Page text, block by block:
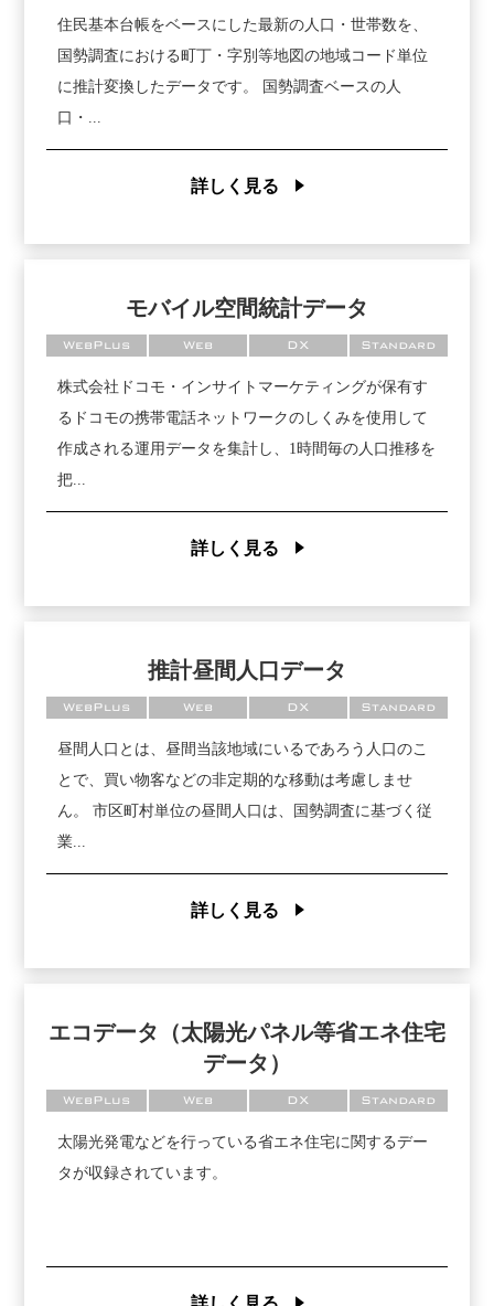
住民基本台帳をベースにした最新の人口・世帯数を、
国勢調査における町丁・字別等地図の地域コード単位
に推計変換したデータです。 国勢調査ベースの人
口・...
詳しく見る
モバイル空間統計データ
WebPlus Web DX Standard
株式会社ドコモ・インサイトマーケティングが保有す
るドコモの携帯電話ネットワークのしくみを使用して
作成される運用データを集計し、1時間毎の人口推移を
把...
詳しく見る
推計昼間人口データ
WebPlus Web DX Standard
昼間人口とは、昼間当該地域にいるであろう人口のこ
とで、買い物客などの非定期的な移動は考慮しませ
ん。 市区町村単位の昼間人口は、国勢調査に基づく従
業...
詳しく見る
エコデータ（太陽光パネル等省エネ住宅
データ）
WebPlus Web DX Standard
太陽光発電などを行っている省エネ住宅に関するデー
タが収録されています。